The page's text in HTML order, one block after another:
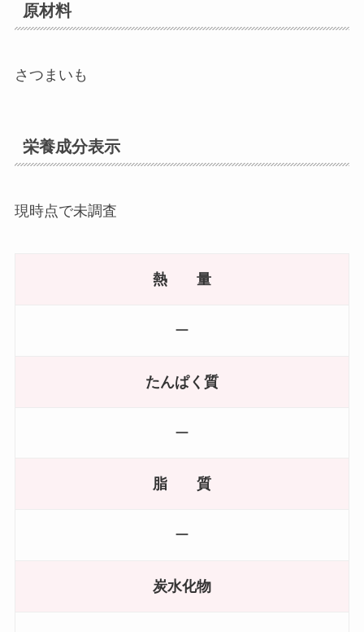
原材料
さつまいも
栄養成分表示
現時点で未調査
熱 量
ー
たんぱく質
ー
脂 質
ー
炭水化物